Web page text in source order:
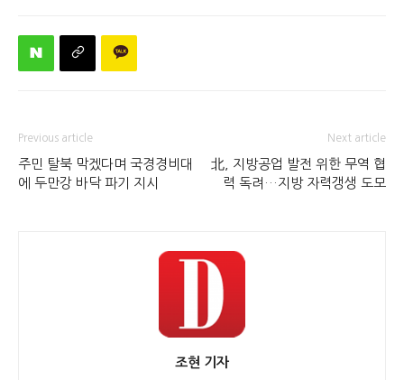
Previous article
주민 탈북 막겠다며 국경경비대
에 두만강 바닥 파기 지시
Next article
北, 지방공업 발전 위한 무역 협
력 독려…지방 자력갱생 도모
조현 기자